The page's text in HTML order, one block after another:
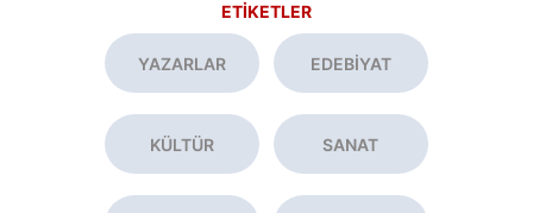
ETİKETLER
YAZARLAR EDEBİYAT
KÜLTÜR SANAT